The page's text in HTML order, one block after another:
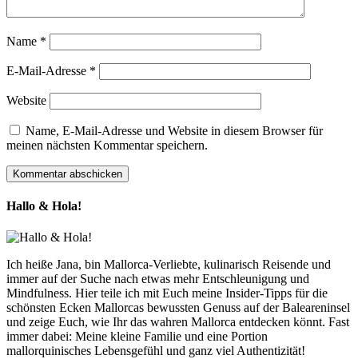
Name *
E-Mail-Adresse *
Website
Name, E-Mail-Adresse und Website in diesem Browser für
meinen nächsten Kommentar speichern.
Hallo & Hola!
Ich heiße Jana, bin Mallorca-Verliebte, kulinarisch Reisende und
immer auf der Suche nach etwas mehr Entschleunigung und
Mindfulness. Hier teile ich mit Euch meine Insider-Tipps für die
schönsten Ecken Mallorcas bewussten Genuss auf der Baleareninsel
und zeige Euch, wie Ihr das wahren Mallorca entdecken könnt. Fast
immer dabei: Meine kleine Familie und eine Portion
mallorquinisches Lebensgefühl und ganz viel Authentizität!